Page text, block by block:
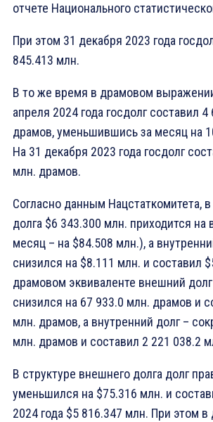
отчете Национального
При этом 31 декабря 2023 года
845.413 млн.
В то же время в драмовом
апреля 2024 года госдолг составил
драмов, уменьшившись за месяц на
На 31 декабря 2023 года госдолг
млн. драмов.
Согласно данным Нацстаткомитета,
долга $6 343.300 млн. приходится
месяц – на $84.508 млн.), а
снизился на $8.111 млн. и составил
драмовом эквиваленте внешний
снизился на 67 933.0 млн. драмов и
млн. драмов, а внутренний долг –
млн. драмов и составил 2 221 038.2
В структуре внешнего долга долг
уменьшился на $75.316 млн. и
2024 года $5 816.347 млн. При этом